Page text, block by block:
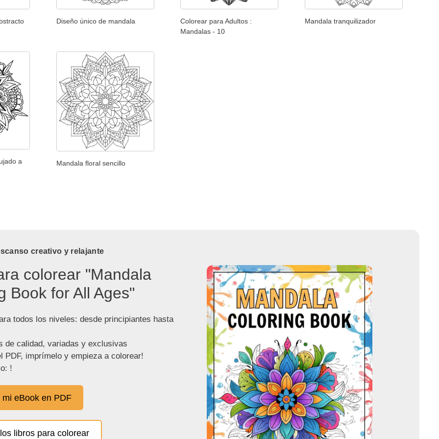
Diseño único de mandala
Colorear para Adultos :
Mandalas - 10
Mandala tranquilizador
a Mandala floral sencillo
creativo y relajante
colorear "Mandala
Book for All Ages"
todos los niveles: desde principiantes hasta
de calidad, variadas y exclusivas
PDF, imprímelo y empieza a colorear!
!
eBook en PDF
libros para colorear